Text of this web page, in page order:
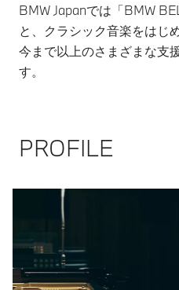
BMW Japanでは「BMW
と、クラシック音楽をはじ
今まで以上のさまざまな支
す。
PROFILE